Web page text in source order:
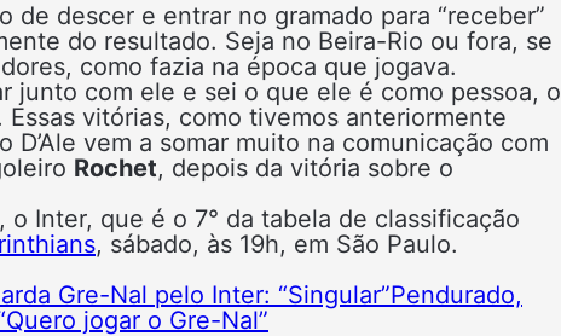
de descer e entrar no gramado para “receber”
do resultado. Seja no Beira-Rio ou fora, se
como fazia na época que jogava.
junto com ele e sei o que ele é como pessoa, o
vitórias, como tivemos anteriormente
vem a somar muito na comunicação com
Rochet, depois da vitória sobre o
Inter, que é o 7° da tabela de classificação
, sábado, às 19h, em São Paulo.
Gre-Nal pelo Inter: “Singular”Pendurado,
jogar o Gre-Nal”